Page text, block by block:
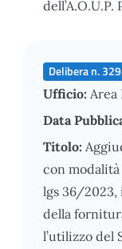
dell’A.O.U.P.
Delibera n.
Ufficio:
Data
Titolo:
con modalità
lgs 36/2023,
della
l’utilizzo del